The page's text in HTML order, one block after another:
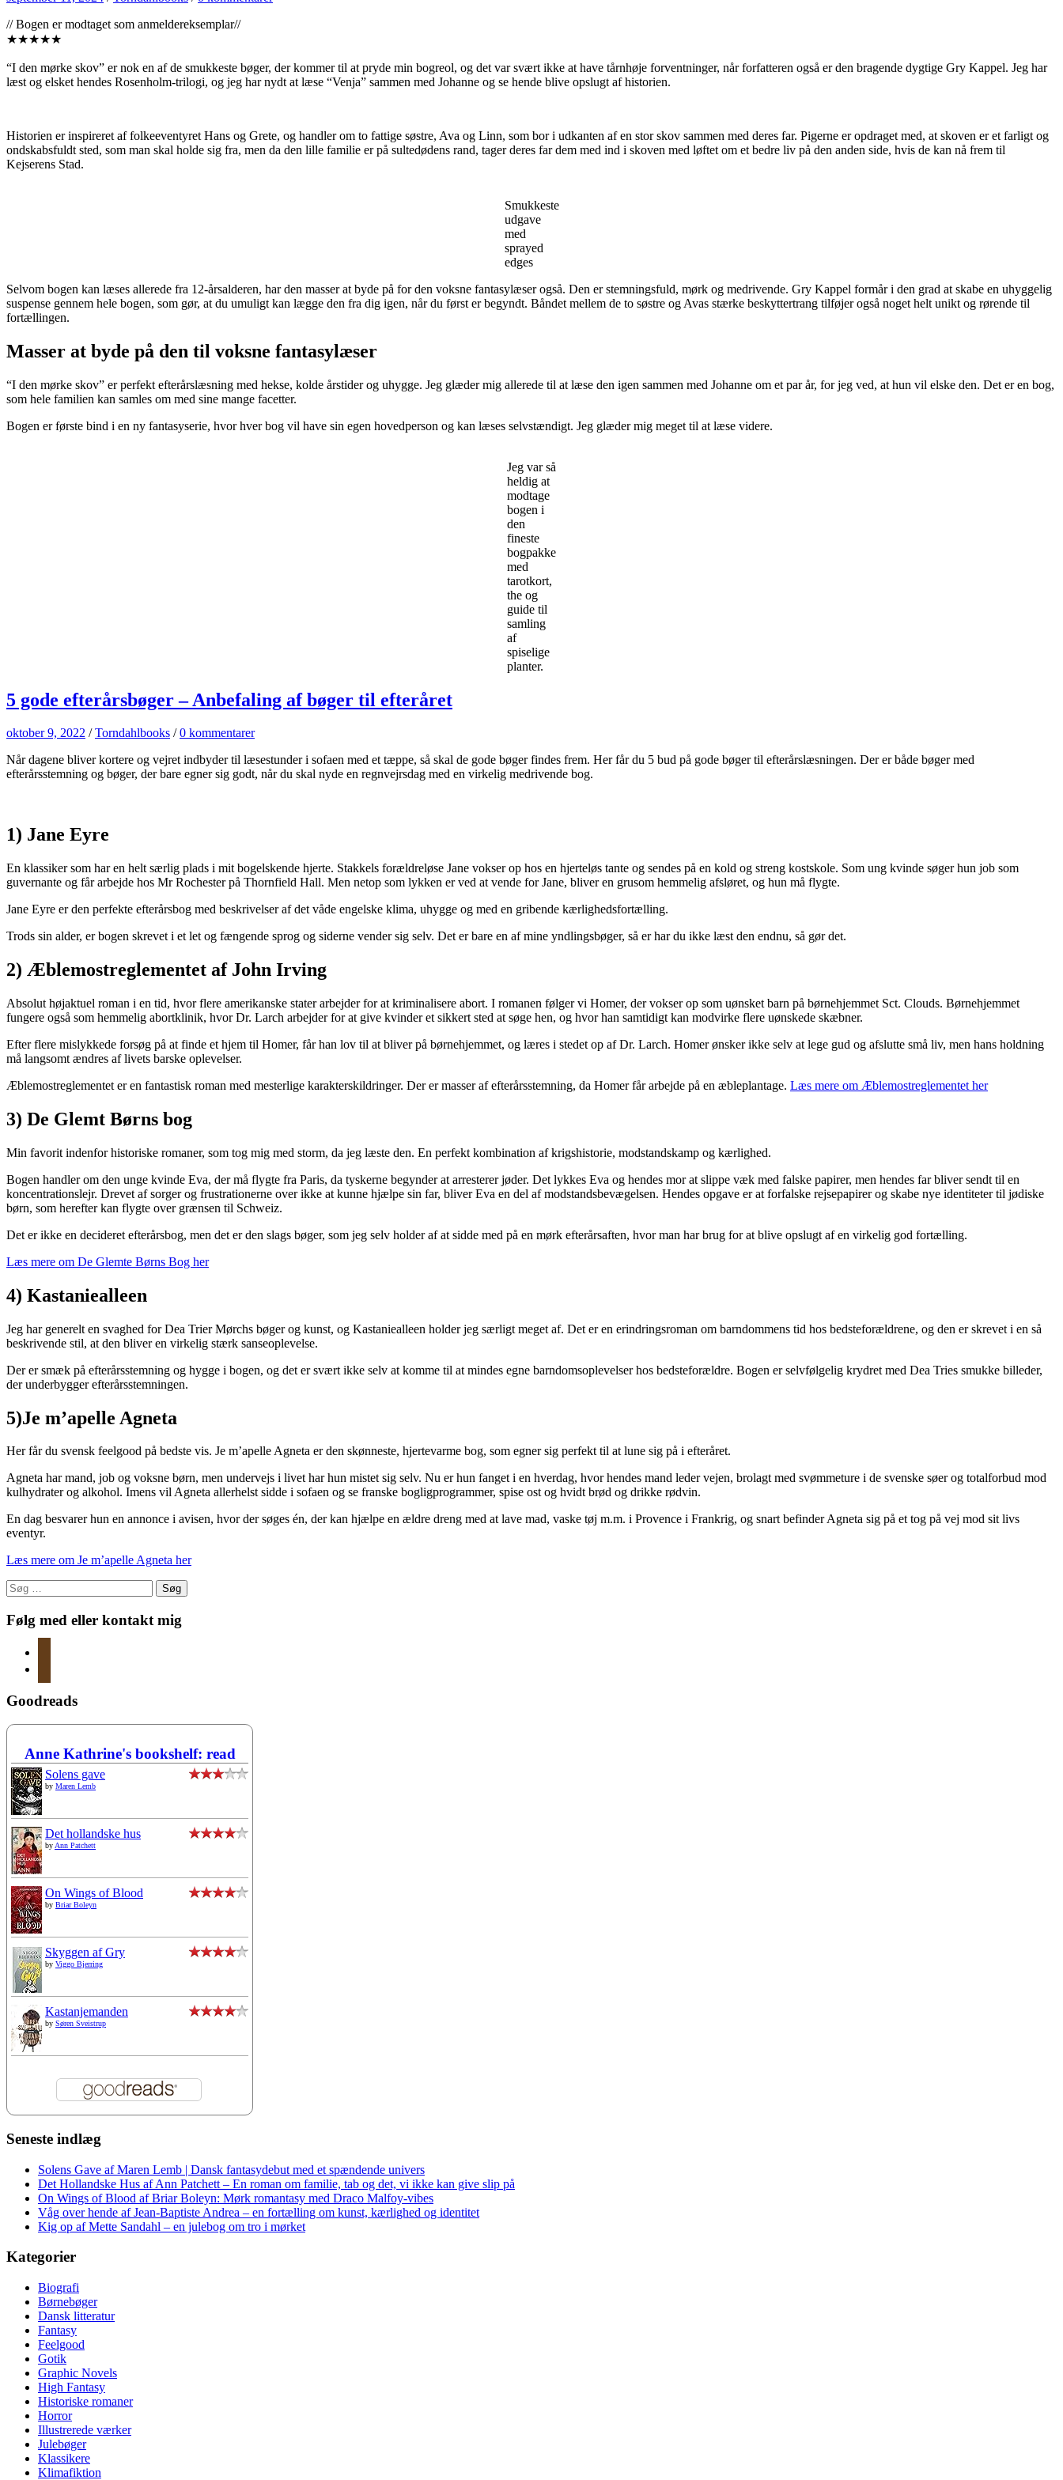
// Bogen er modtaget som anmeldereksemplar//
★★★★★
“I den mørke skov” er nok en af de smukkeste bøger, der kommer til at pryde min bogreol, og det var svært ikke at have tårnhøje forventninger, når forfatteren også er den bragende dygtige Gry Kappel. Jeg har
læst og elsket hendes Rosenholm-trilogi, og jeg har nydt at læse “Venja” sammen med Johanne og se hende blive opslugt af historien.
Historien er inspireret af folkeeventyret Hans og Grete, og handler om to fattige søstre, Ava og Linn, som bor i udkanten af en stor skov sammen med deres far. Pigerne er opdraget med, at skoven er et farligt og
ondskabsfuldt sted, som man skal holde sig fra, men da den lille familie er på sultedødens rand, tager deres far dem med ind i skoven med løftet om et bedre liv på den anden side, hvis de kan nå frem til
Kejserens Stad.
Smukkeste
udgave
med
sprayed
edges
Selvom bogen kan læses allerede fra 12-årsalderen, har den masser at byde på for den voksne fantasylæser også. Den er stemningsfuld, mørk og medrivende. Gry Kappel formår i den grad at skabe en uhyggelig
suspense gennem hele bogen, som gør, at du umuligt kan lægge den fra dig igen, når du først er begyndt. Båndet mellem de to søstre og Avas stærke beskyttertrang tilføjer også noget helt unikt og rørende til
fortællingen.
Masser at byde på den til voksne fantasylæser
“I den mørke skov” er perfekt efterårslæsning med hekse, kolde årstider og uhygge. Jeg glæder mig allerede til at læse den igen sammen med Johanne om et par år, for jeg ved, at hun vil elske den. Det er en bog,
som hele familien kan samles om med sine mange facetter.
Bogen er første bind i en ny fantasyserie, hvor hver bog vil have sin egen hovedperson og kan læses selvstændigt. Jeg glæder mig meget til at læse videre.
Jeg var så
heldig at
modtage
bogen i
den
fineste
bogpakke
med
tarotkort,
the og
guide til
samling
af
spiselige
planter.
5 gode efterårsbøger – Anbefaling af bøger til efteråret
oktober 9, 2022 /Torndahlbooks /0 kommentarer
Når dagene bliver kortere og vejret indbyder til læsestunder i sofaen med et tæppe, så skal de gode bøger findes frem. Her får du 5 bud på gode bøger til efterårslæsningen. Der er både bøger med
efterårsstemning og bøger, der bare egner sig godt, når du skal nyde en regnvejrsdag med en virkelig medrivende bog.
1) Jane Eyre
En klassiker som har en helt særlig plads i mit bogelskende hjerte. Stakkels forældreløse Jane vokser op hos en hjerteløs tante og sendes på en kold og streng kostskole. Som ung kvinde søger hun job som
guvernante og får arbejde hos Mr Rochester på Thornfield Hall. Men netop som lykken er ved at vende for Jane, bliver en grusom hemmelig afsløret, og hun må flygte.
Jane Eyre er den perfekte efterårsbog med beskrivelser af det våde engelske klima, uhygge og med en gribende kærlighedsfortælling.
Trods sin alder, er bogen skrevet i et let og fængende sprog og siderne vender sig selv. Det er bare en af mine yndlingsbøger, så er har du ikke læst den endnu, så gør det.
2) Æblemostreglementet af John Irving
Absolut højaktuel roman i en tid, hvor flere amerikanske stater arbejder for at kriminalisere abort. I romanen følger vi Homer, der vokser op som uønsket barn på børnehjemmet Sct. Clouds. Børnehjemmet
fungere også som hemmelig abortklinik, hvor Dr. Larch arbejder for at give kvinder et sikkert sted at søge hen, og hvor han samtidigt kan modvirke flere uønskede skæbner.
Efter flere mislykkede forsøg på at finde et hjem til Homer, får han lov til at bliver på børnehjemmet, og læres i stedet op af Dr. Larch. Homer ønsker ikke selv at lege gud og afslutte små liv, men hans holdning
må langsomt ændres af livets barske oplevelser.
Æblemostreglementet er en fantastisk roman med mesterlige karakterskildringer. Der er masser af efterårsstemning, da Homer får arbejde på en æbleplantage. Læs mere om Æblemostreglementet her
3) De Glemt Børns bog
Min favorit indenfor historiske romaner, som tog mig med storm, da jeg læste den. En perfekt kombination af krigshistorie, modstandskamp og kærlighed.
Bogen handler om den unge kvinde Eva, der må flygte fra Paris, da tyskerne begynder at arresterer jøder. Det lykkes Eva og hendes mor at slippe væk med falske papirer, men hendes far bliver sendt til en
koncentrationslejr. Drevet af sorger og frustrationerne over ikke at kunne hjælpe sin far, bliver Eva en del af modstandsbevægelsen. Hendes opgave er at forfalske rejsepapirer og skabe nye identiteter til jødiske
børn, som herefter kan flygte over grænsen til Schweiz.
Det er ikke en decideret efterårsbog, men det er den slags bøger, som jeg selv holder af at sidde med på en mørk efterårsaften, hvor man har brug for at blive opslugt af en virkelig god fortælling.
Læs mere om De Glemte Børns Bog her
4) Kastaniealleen
Jeg har generelt en svaghed for Dea Trier Mørchs bøger og kunst, og Kastaniealleen holder jeg særligt meget af. Det er en erindringsroman om barndommens tid hos bedsteforældrene, og den er skrevet i en så
beskrivende stil, at den bliver en virkelig stærk sanseoplevelse.
Der er smæk på efterårsstemning og hygge i bogen, og det er svært ikke selv at komme til at mindes egne barndomsoplevelser hos bedsteforældre. Bogen er selvfølgelig krydret med Dea Tries smukke billeder,
der underbygger efterårsstemningen.
5)Je m’apelle Agneta
Her får du svensk feelgood på bedste vis. Je m’apelle Agneta er den skønneste, hjertevarme bog, som egner sig perfekt til at lune sig på i efteråret.
Agneta har mand, job og voksne børn, men undervejs i livet har hun mistet sig selv. Nu er hun fanget i en hverdag, hvor hendes mand leder vejen, brolagt med svømmeture i de svenske søer og totalforbud mod
kulhydrater og alkohol. Imens vil Agneta allerhelst sidde i sofaen og se franske bogligprogrammer, spise ost og hvidt brød og drikke rødvin.
En dag besvarer hun en annonce i avisen, hvor der søges én, der kan hjælpe en ældre dreng med at lave mad, vaske tøj m.m. i Provence i Frankrig, og snart befinder Agneta sig på et tog på vej mod sit livs
eventyr.
Læs mere om Je m’apelle Agneta her
Søg
efter:
Følg med eller kontakt mig
Goodreads
Anne Kathrine's bookshelf: read
Solens gave
by Maren Lemb
Det hollandske hus
byAnn Patchett
On Wings of Blood
by Briar Boleyn
Skyggen af Gry
by Viggo Bjerring
Kastanjemanden
by Søren Sveistrup
Seneste indlæg
Solens Gave af Maren Lemb | Dansk fantasydebut med et spændende univers
Det Hollandske Hus af Ann Patchett – En roman om familie, tab og det, vi ikke kan give slip på
On Wings of Blood af Briar Boleyn: Mørk romantasy med Draco Malfoy-vibes
Våg over hende af Jean-Baptiste Andrea – en fortælling om kunst, kærlighed og identitet
Kig op af Mette Sandahl – en julebog om tro i mørket
Kategorier
Biografi
Børnebøger
Dansk litteratur
Fantasy
Feelgood
Gotik
Graphic Novels
High Fantasy
Historiske romaner
Horror
Illustrerede værker
Julebøger
Klassikere
Klimafiktion